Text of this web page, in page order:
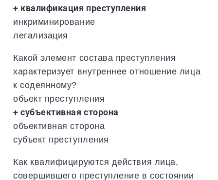
+ квалификация преступления
инкриминирование
легализация
Какой элемент состава преступления
характеризует внутреннее отношение лица
к содеянному?
объект преступления
+ субъективная сторона
объективная сторона
субъект преступления
Как квалифицируются действия лица,
совершившего преступление в состоянии